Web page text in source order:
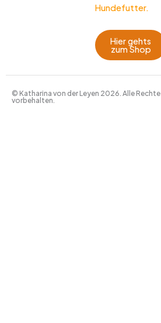
Hundefutter.
Hier gehts
zum Shop
© Katharina von der Leyen 2026. Alle Rechte
vorbehalten.